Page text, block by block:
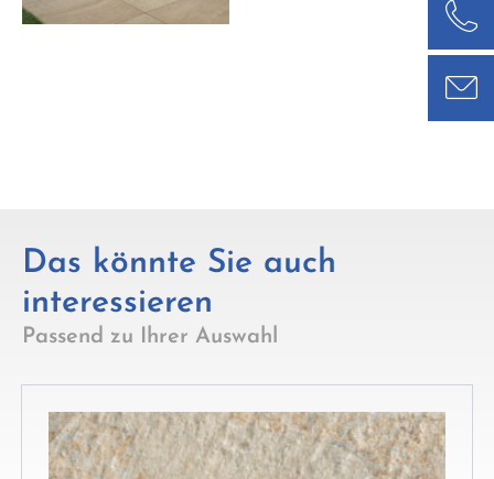
Das könnte Sie auch
interessieren